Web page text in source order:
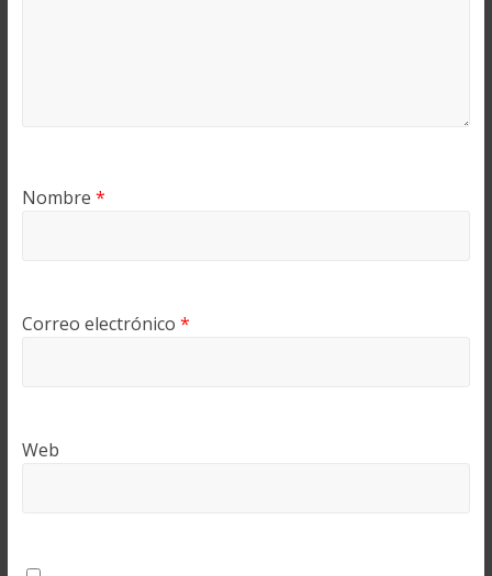
Nombre *
Correo electrónico *
Web